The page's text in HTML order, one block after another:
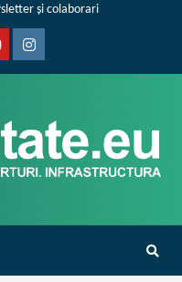
și colaborari
Instagram